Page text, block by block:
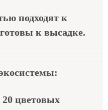
подходят к
к высадке.
:
20 цветовых